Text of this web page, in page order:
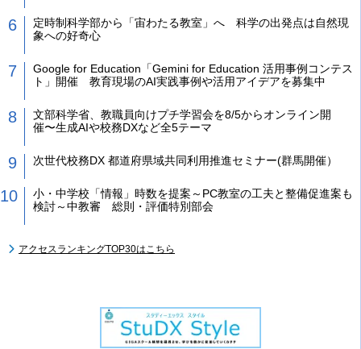
定時制科学部から「宙わたる教室」へ 科学の出発点は自然現
象への好奇心
Google for Education「Gemini for Education 活用事例コンテス
ト」開催 教育現場のAI実践事例や活用アイデアを募集中
文部科学省、教職員向けプチ学習会を8/5からオンライン開
催〜生成AIや校務DXなど全5テーマ
次世代校務DX 都道府県域共同利用推進セミナー(群馬開催）
小・中学校「情報」時数を提案～PC教室の工夫と整備促進案も
検討～中教審 総則・評価特別部会
アクセスランキングTOP30はこちら